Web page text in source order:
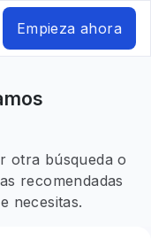
Empieza ahora
otra búsqueda o
recomendadas
necesitas.